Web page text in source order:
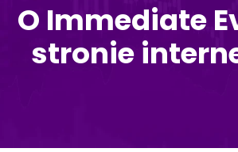
O Immediate
stronie